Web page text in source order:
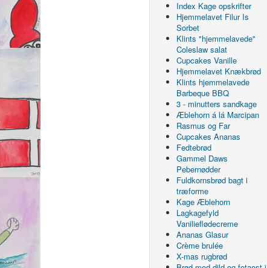
Index Kage opskrifter
Hjemmelavet Filur Is
Sorbet
Klints "hjemmelavede"
Coleslaw salat
Cupcakes Vanille
Hjemmelavet Knækbrød
Klints hjemmelavede
Barbeque BBQ
3 - minutters sandkage
Æblehorn á lá Marcipan
Rasmus og Far
Cupcakes Ananas
Fedtebrød
Gammel Daws
Pebernødder
Fuldkornsbrød bagt i
træforme
Kage Æblehorn
Lagkagefyld
Vanilieflødecreme
Ananas Glasur
Crème brulée
X-mas rugbrød